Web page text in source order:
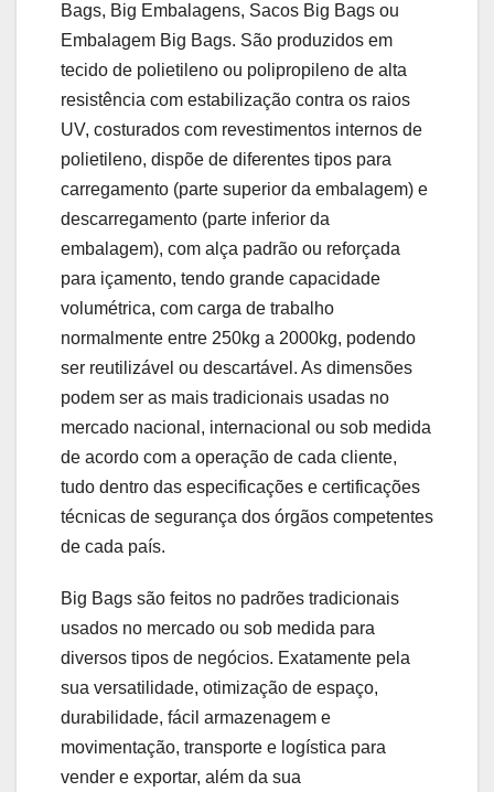
Bags, Big Embalagens, Sacos Big Bags ou
Embalagem Big Bags. São produzidos em
tecido de polietileno ou polipropileno de alta
resistência com estabilização contra os raios
UV, costurados com revestimentos internos de
polietileno, dispõe de diferentes tipos para
carregamento (parte superior da embalagem) e
descarregamento (parte inferior da
embalagem), com alça padrão ou reforçada
para içamento, tendo grande capacidade
volumétrica, com carga de trabalho
normalmente entre 250kg a 2000kg, podendo
ser reutilizável ou descartável. As dimensões
podem ser as mais tradicionais usadas no
mercado nacional, internacional ou sob medida
de acordo com a operação de cada cliente,
tudo dentro das especificações e certificações
técnicas de segurança dos órgãos competentes
de cada país.
Big Bags são feitos no padrões tradicionais
usados no mercado ou sob medida para
diversos tipos de negócios. Exatamente pela
sua versatilidade, otimização de espaço,
durabilidade, fácil armazenagem e
movimentação, transporte e logística para
vender e exportar, além da sua